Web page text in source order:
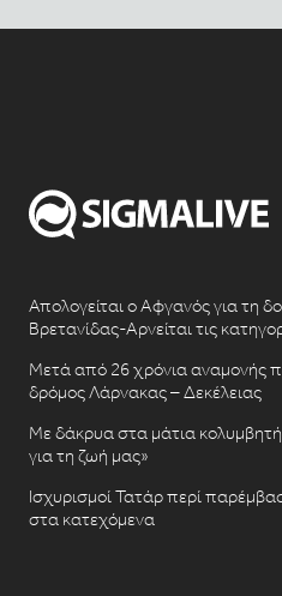
Απολογείται ο Αφγανός για τη
Βρετανίδας-Αρνείται τις
Μετά από 26 χρόνια αναμονής
δρόμος Λάρνακας – Δεκέλειας
Με δάκρυα στα μάτια
για τη ζωή μας»
Ισχυρισμοί Τατάρ περί
στα κατεχόμενα